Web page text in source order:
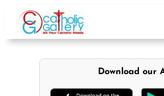
content
Download our